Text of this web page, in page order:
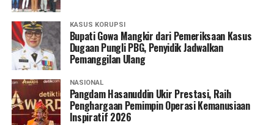
KASUS KORUPSI
Bupati Gowa Mangkir dari Pemeriksaan Kasus
Dugaan Pungli PBG, Penyidik Jadwalkan
Pemanggilan Ulang
NASIONAL
Pangdam Hasanuddin Ukir Prestasi, Raih
Penghargaan Pemimpin Operasi Kemanusiaan
Inspiratif 2026